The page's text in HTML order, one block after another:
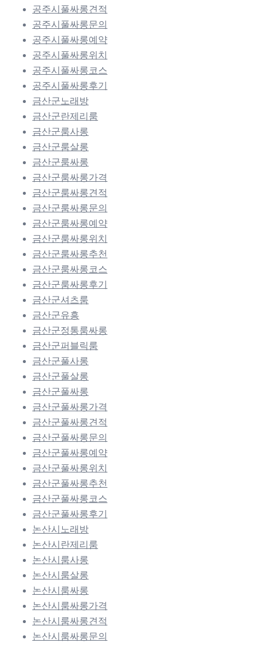
공주시풀싸롱견적
공주시풀싸롱문의
공주시풀싸롱예약
공주시풀싸롱위치
공주시풀싸롱코스
공주시풀싸롱후기
금산군노래방
금산군란제리룸
금산군룸사롱
금산군룸살롱
금산군룸싸롱
금산군룸싸롱가격
금산군룸싸롱견적
금산군룸싸롱문의
금산군룸싸롱예약
금산군룸싸롱위치
금산군룸싸롱추천
금산군룸싸롱코스
금산군룸싸롱후기
금산군셔츠룸
금산군유흥
금산군정통룸싸롱
금산군퍼블릭룸
금산군풀사롱
금산군풀살롱
금산군풀싸롱
금산군풀싸롱가격
금산군풀싸롱견적
금산군풀싸롱문의
금산군풀싸롱예약
금산군풀싸롱위치
금산군풀싸롱추천
금산군풀싸롱코스
금산군풀싸롱후기
논산시노래방
논산시란제리룸
논산시룸사롱
논산시룸살롱
논산시룸싸롱
논산시룸싸롱가격
논산시룸싸롱견적
논산시룸싸롱문의